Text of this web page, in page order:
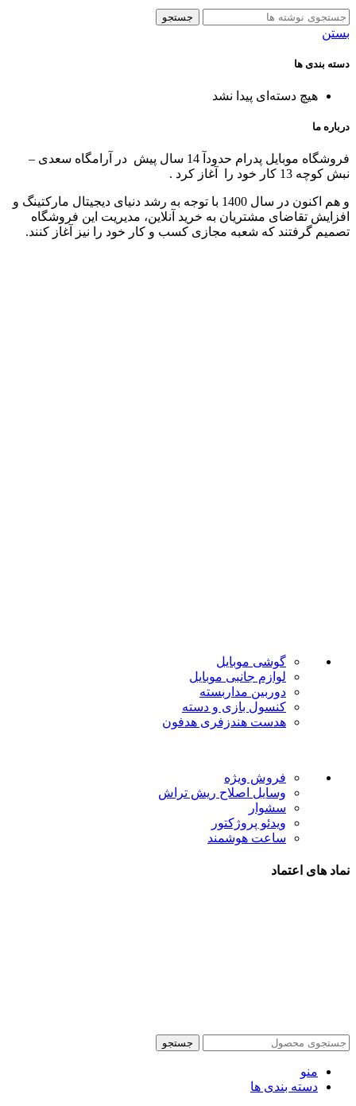
جستجو
بستن
دسته بندی ها
هیچ دسته‌ای پیدا نشد
درباره ما
فروشگاه موبایل پدرام حدودآ 14 سال پیش در آرامگاه سعدی –
نبش کوچه 13 کار خود را آغاز کرد .
و هم اکنون در سال 1400 با توجه به رشد دنیای دیجیتال مارکتینگ و
افزایش تقاضای مشتریان به خرید آنلاین، مدیریت این فروشگاه
تصمیم گرفتند که شعبه مجازی کسب و کار خود را نیز آغاز کنند.
گوشی موبایل
لوازم جانبی موبایل
دوربین مداربسته
کنسول بازی و دسته
هدست هندزفری هدفون
فروش ویژه
وسایل اصلاح ریش تراش
سشوار
ویدئو پروژکتور
ساعت هوشمند
نماد های اعتماد
جستجو
منو
دسته بندی ها